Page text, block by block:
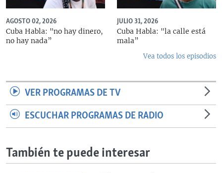
AGOSTO 02, 2026
Cuba Habla: "no hay dinero,
no hay nada”
JULIO 31, 2026
Cuba Habla: "la calle está
mala”
Vea todos los episodios
VER PROGRAMAS DE TV
ESCUCHAR PROGRAMAS DE RADIO
También te puede interesar